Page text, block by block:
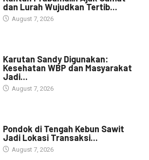
dan Lurah Wujudkan Tertib...
August 7, 2026
Karutan Sandy Digunakan:
Kesehatan WBP dan Masyarakat
Jadi...
August 7, 2026
Pondok di Tengah Kebun Sawit
Jadi Lokasi Transaksi...
August 7, 2026